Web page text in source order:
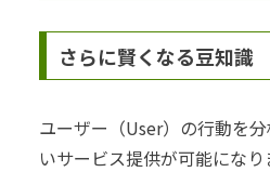
さらに賢くなる豆知識
ユーザー（User）の行動を
いサービス提供が可能にな